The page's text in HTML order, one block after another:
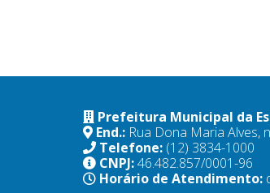
Prefeitura Municipal da
End.: Rua Dona Maria Alves,
Telefone: (12) 3834-1000
CNPJ:46.482.857/0001-96
Horário de Atendimento: